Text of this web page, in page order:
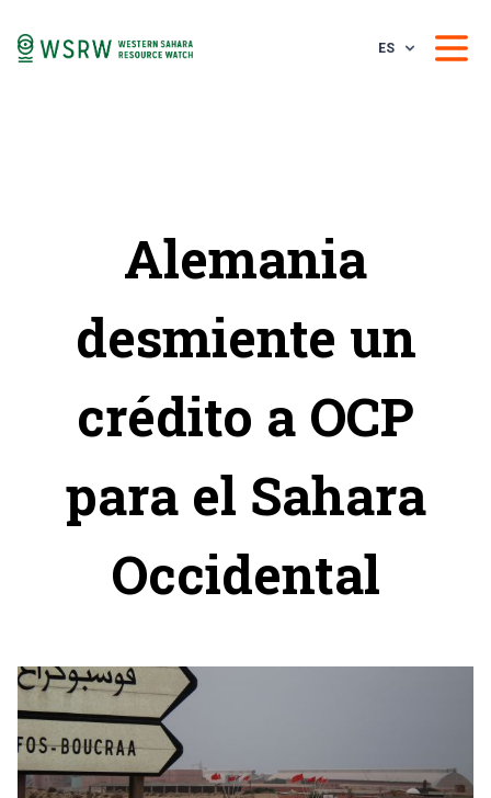
ES
Alemania
desmiente un
crédito a OCP
para el Sahara
Occidental